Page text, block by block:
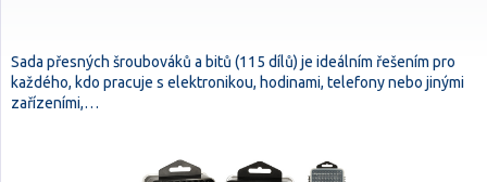
Sada přesných šroubováků a bitů (115 dílů) je ideálním řešením pro
každého, kdo pracuje s elektronikou, hodinami, telefony nebo jinými
zařízeními,…